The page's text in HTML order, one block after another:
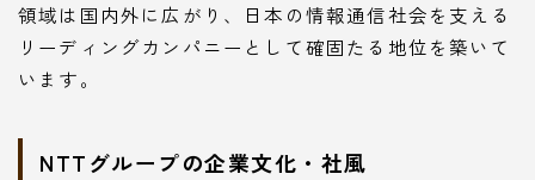
領域は国内外に広がり、日本の情報通信社会を支える
リーディングカンパニーとして確固たる地位を築いて
います。
NTTグループの企業文化・社風